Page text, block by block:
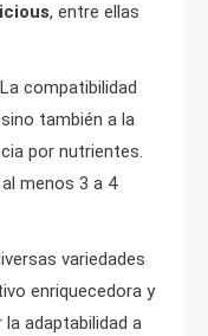
, entre ellas
compatibilidad
también a la
por nutrientes.
menos 3 a 4
variedades
enriquecedora y
adaptabilidad a